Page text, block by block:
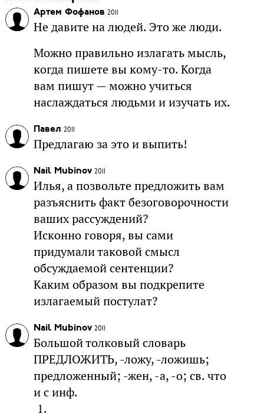
Артем Фофанов 2011
Не давите на людей. Это же люди.
Можно правильно излагать мысль,
когда пишете вы кому-то. Когда
вам пишут — можно учиться
наслаждаться людьми и изучать их.
Павел 2011
Предлагаю за это и выпить!
Nail Mubinov 2011
Илья, а позвольте предложить вам
разъяснить факт безоговорочности
ваших рассуждений?
Исконно говоря, вы сами
придумали таковой смысл
обсуждаемой сентенции?
Каким образом вы подкрепите
излагаемый постулат?
Nail Mubinov 2011
Большой толковый словарь
ПРЕДЛОЖИТЬ, -ложу, -ложишь;
предложенный; -жен, -а, -о; св. что
и с инф.